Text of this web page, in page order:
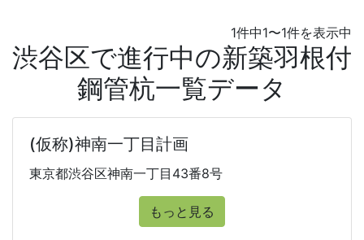
1件中1〜1件を表示中
渋谷区で進行中の新築羽根付
鋼管杭一覧データ
(仮称)神南一丁目計画
東京都渋谷区神南一丁目43番8号
もっと見る